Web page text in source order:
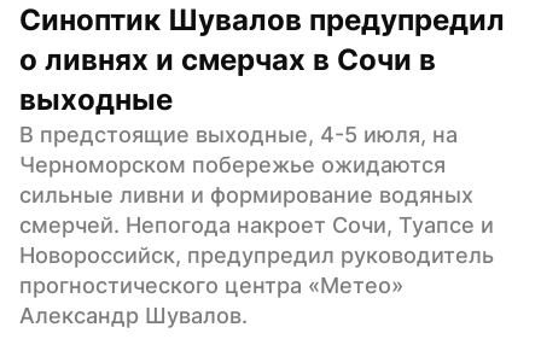
Синоптик Шувалов предупредил
о ливнях и смерчах в Сочи в
выходные
В предстоящие выходные, 4-5 июля, на
Черноморском побережье ожидаются
сильные ливни и формирование водяных
смерчей. Непогода накроет Сочи, Туапсе и
Новороссийск, предупредил руководитель
прогностического центра «Метео»
Александр Шувалов.